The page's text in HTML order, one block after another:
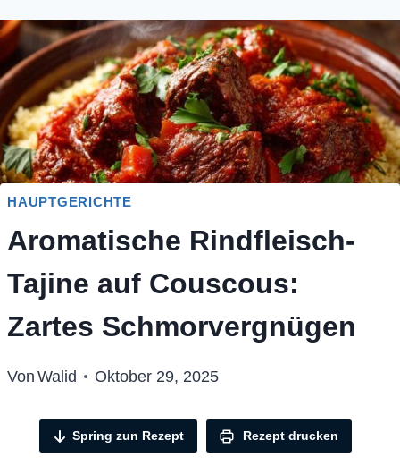
HAUPTGERICHTE
Aromatische Rindfleisch-
Tajine auf Couscous:
Zartes Schmorvergnügen
Von Walid Oktober 29, 2025
Spring zun Rezept Rezept drucken